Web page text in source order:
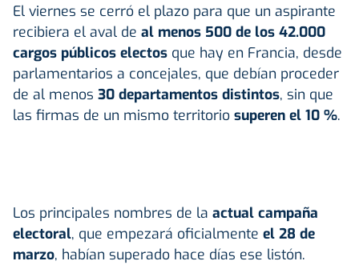
El viernes se cerró el plazo para que un aspirante
recibiera el aval de al menos 500 de los 42.000
cargos públicos electos que hay en Francia, desde
parlamentarios a concejales, que debían proceder
de al menos 30 departamentos distintos, sin que
las firmas de un mismo territorio superen el 10 %.
Los principales nombres de la actual campaña
electoral, que empezará oficialmente el 28 de
marzo, habían superado hace días ese listón.